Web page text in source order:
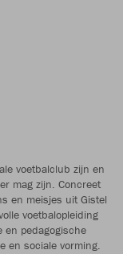
voetbalclub zijn en
mag zijn. Concreet
en meisjes uit Gistel
voetbalopleiding
en pedagogische
en sociale vorming.